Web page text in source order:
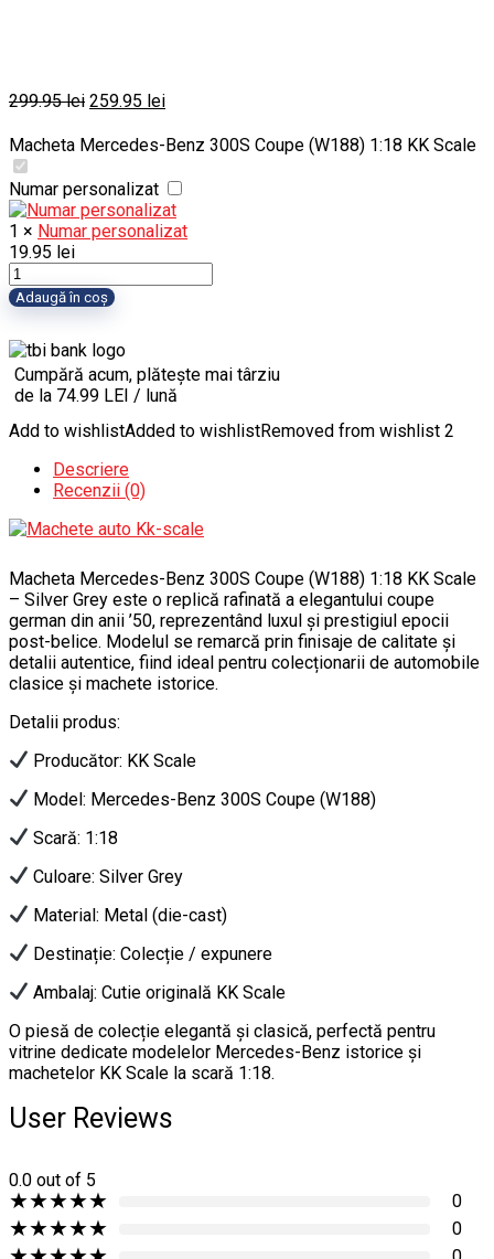
299.95lei Prețul
a
299.95 lei.
259.95 leiPrețul
este:
Macheta Mercedes-Benz 300S Coupe (W188) 1:18 KK Scale
Numar personalizat
1 × Numar personalizat
19.95 lei
Cantitate
Macheta
Mercedes-
300S
Coupe
(W188)
KK
Adaugă în coș
Cumpără acum, plătește mai târziu
de la 74.99 LEI / lună
Add to wishlistAdded to wishlistRemoved from wishlist 2
Descriere
Recenzii (0)
Macheta Mercedes-Benz 300S Coupe (W188) 1:18 KK Scale
– Silver Grey este o replică rafinată a elegantului coupe
german din anii ’50, reprezentând luxul și prestigiul epocii
post-belice. Modelul se remarcă prin finisaje de calitate și
detalii autentice, fiind ideal pentru colecționarii de automobile
clasice și machete istorice.
Detalii produs:
Producător: KK Scale
Model: Mercedes-Benz 300S Coupe (W188)
Scară: 1:18
Culoare: Silver Grey
Material: Metal (die-cast)
Destinație: Colecție / expunere
Ambalaj: Cutie originală KK Scale
O piesă de colecție elegantă și clasică, perfectă pentru
vitrine dedicate modelelor Mercedes-Benz istorice și
machetelor KK Scale la scară 1:18.
User Reviews
0.0 out of 5
★★★★★ 0
★★★★★ 0